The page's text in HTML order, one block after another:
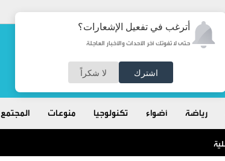
أترغب في تفعيل الإشعارات؟
حتى لا تفوتك آخر الأحداث والأخبار العاجلة
اشترك لا شكراً
رياضة أضواء تكنولوجيا منوعات المجتمع